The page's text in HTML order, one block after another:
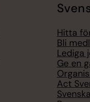
Hitta
Bli
Lediga
Ge en
Act